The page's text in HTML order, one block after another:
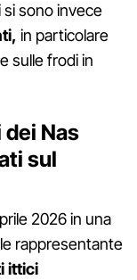
sono invece
in particolare
e sulle frodi in
Nas
sul
2026 in una
rappresentante
ittici